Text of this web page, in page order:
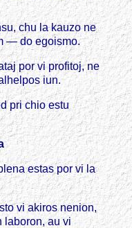
chu la kauzo ne
— do egoismo.
por vi profitoj, ne
iun.
pri chio estu
estas por vi la
vi akiros nenion,
laboron, au vi